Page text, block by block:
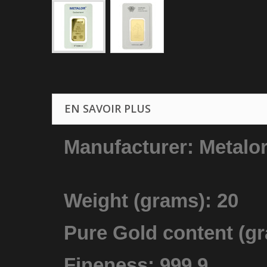
EN SAVOIR PLUS
Manufacturer:
Weight (grams): 20
Pure Gold content